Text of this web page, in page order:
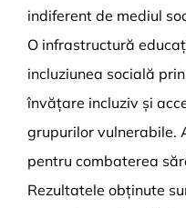
indiferent de mediul
O infrastructură
incluziunea socială
învățare incluziv și
grupurilor vulnerabile.
pentru combaterea
Rezultatele obținute